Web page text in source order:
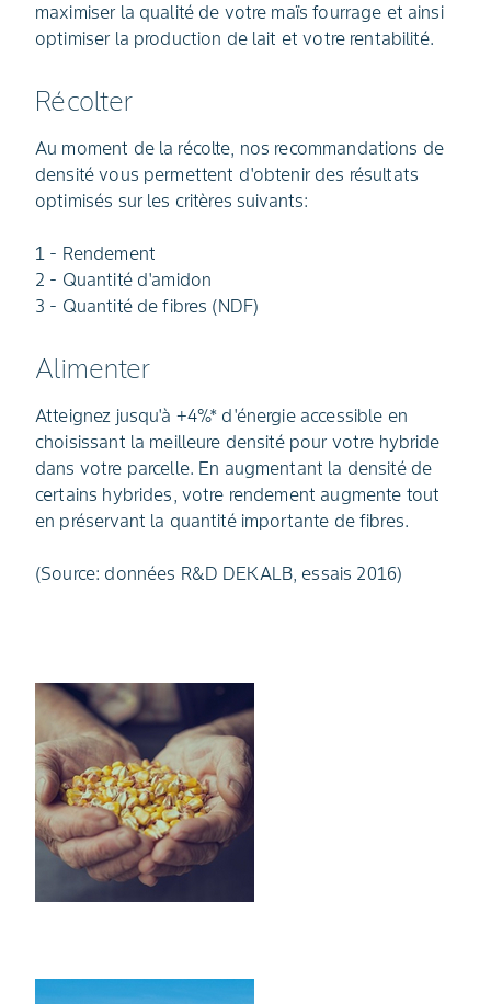
maximiser la qualité de votre maïs fourrage et ainsi
optimiser la production de lait et votre rentabilité.
Récolter
Au moment de la récolte, nos recommandations de
densité vous permettent d'obtenir des résultats
optimisés sur les critères suivants:
1 - Rendement
2 - Quantité d'amidon
3 - Quantité de fibres (NDF)
Alimenter
Atteignez jusqu'à +4%* d'énergie accessible en
choisissant la meilleure densité pour votre hybride
dans votre parcelle. En augmentant la densité de
certains hybrides, votre rendement augmente tout
en préservant la quantité importante de fibres.
(Source: données R&D DEKALB, essais 2016)